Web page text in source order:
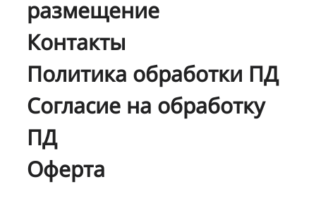
размещение
Контакты
Политика обработки ПД
Согласие на обработку
ПД
Оферта